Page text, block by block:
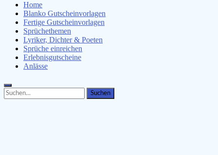
Home
Blanko Gutscheinvorlagen
Fertige Gutscheinvorlagen
Sprüchethemen
Lyriker, Dichter & Poeten
Sprüche einreichen
Erlebnisgutscheine
Anlässe
Search
for:
Search